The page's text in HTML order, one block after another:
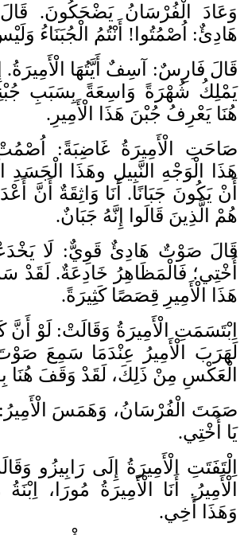
وَعَادَ الْفُرْسَانُ يَضْحَكُونَ.
هَادِئٌ: اُصْمُتُوا! أَنْتُمُ الْجُبَنَاءُ
قَالَ فَارِسٌ: آسِفٌ أَيَّتُهَا
يَمْلِكُ شُهْرَةً وَاسِعَةً بِسَبَبِ
هُنَا يَعْرِفُ جُبْنَ هَذَا الْأَمِيرِ.
صَاحَتِ الْأَمِيرَةُ غَاضِبَةً:
هَذَا الْوَجْهِ النَّبِيلِ وهَذَا الْجَسَدِ
أَنْ يَكُونَ جَبَانًا. أَنَا وَاثِقَةٌ أَنَّ
هُمْ الَّذِينَ قَالَوا إِنَّهُ جَبَانٌ.
قَالَ صَوْتٌ هَادِئٌ قَوِيٌّ: لَا
أُخْتِي؛ فَالْمَظَاهِرُ خَادِعَةٌ.
هَذَا الْأَمِيرِ قِصَصًا كَثِيرَةً.
اِبْتَسَمَتِ الْأَمِيرَةُ وَقَالَتْ: لَوْ أَنَّ
لَهَرَبَ الْأَمِيرُ عِنْدَمَا سَمِعَ
الْعَكْسِ مِنْ ذَلِكَ، لَقَدْ وَقَفَ هُنَا
صَمَتَ الْفُرْسَانُ، وَهَمَسَ
يَا أُخْتِي.
اِلْتَفَتَتِ الْأَمِيرَةُ إِلَى رَابِيزُو
الْأَمِيرُ. أَنَا الْأَمِيرَةُ مُورَا،
وَهَذَا أَخِي.